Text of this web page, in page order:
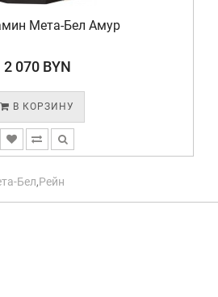
Мета-Бел Амур
2 070 BYN
В КОРЗИНУ
Бел,Рейн